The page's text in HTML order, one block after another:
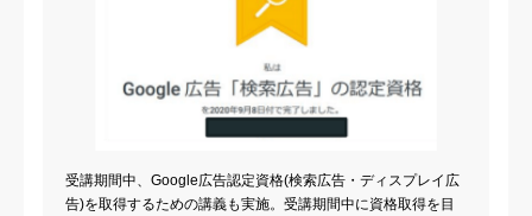
受講期間中、Google広告認定資格(検索広告・ディスプレイ広
告)を取得するための講義も実施。受講期間中に資格取得を目